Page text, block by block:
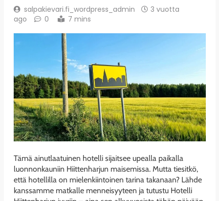
salpakievari.fi_wordpress_admin
3 vuotta
ago
0 7 mins
Tämä ainutlaatuinen hotelli sijaitsee upealla paikalla
luonnonkauniin Hiittenharjun maisemissa. Mutta tiesitkö,
että hotellilla on mielenkiintoinen tarina takanaan? Lähde
kanssamme matkalle menneisyyteen ja tutustu Hotelli